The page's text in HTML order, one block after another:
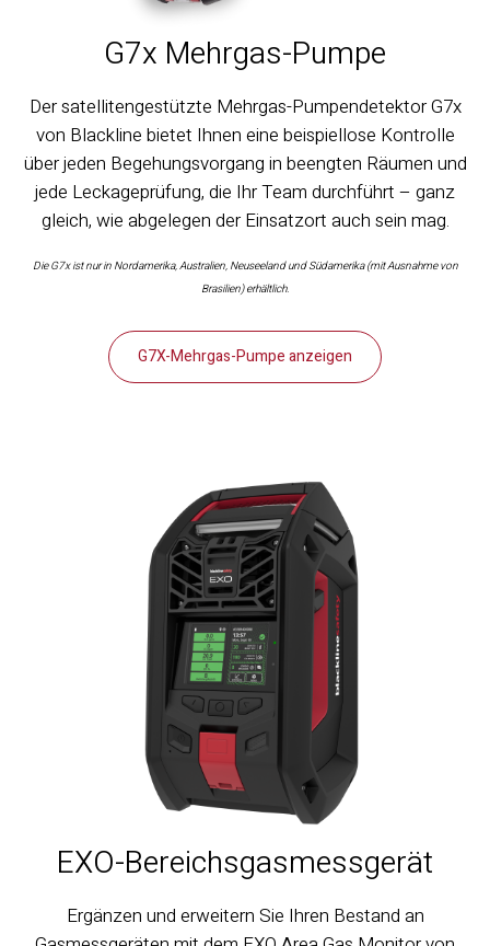
G7x Mehrgas-Pumpe
Der satellitengestützte Mehrgas-Pumpendetektor G7x
von Blackline bietet Ihnen eine beispiellose Kontrolle
über jeden Begehungsvorgang in beengten Räumen und
jede Leckageprüfung, die Ihr Team durchführt – ganz
gleich, wie abgelegen der Einsatzort auch sein mag.
Die G7x ist nur in Nordamerika, Australien, Neuseeland und Südamerika (mit Ausnahme von
Brasilien) erhältlich.
G7X-Mehrgas-Pumpe anzeigen
EXO-Bereichsgasmessgerät
Ergänzen und erweitern Sie Ihren Bestand an